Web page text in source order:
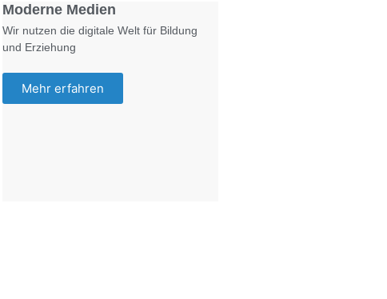
Moderne Medien
Wir nutzen die digitale Welt für Bildung
und Erziehung
Mehr erfahren